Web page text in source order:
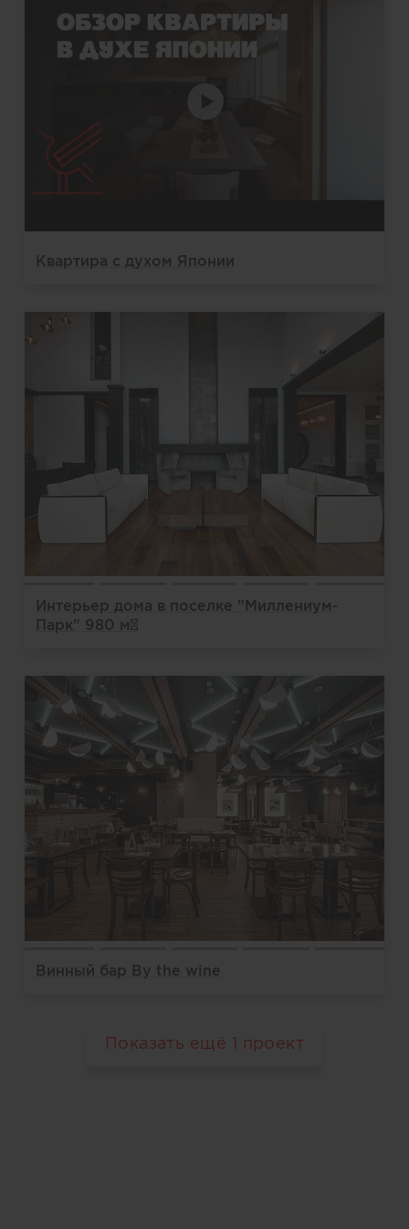
Квартира с духом Японии
Интерьер дома в поселке "Миллениум-
Парк" 980 м²
Винный бар By the wine
Показать ещё 1 проект